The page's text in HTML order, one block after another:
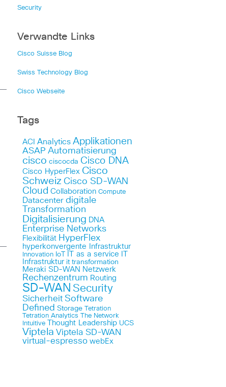
Security
Verwandte Links
Cisco Suisse Blog
Swiss Technology Blog
Cisco Webseite
Tags
ACI Analytics Applikationen
ASAP Automatisierung
cisco ciscocda Cisco DNA
Cisco HyperFlex Cisco
Schweiz Cisco SD-WAN
Cloud Collaboration Compute
Datacenter digitale
Transformation
Digitalisierung DNA
Enterprise Networks
Flexibilität HyperFlex
hyperkonvergente Infrastruktur
Innovation IoT IT as a service
Infrastruktur it transformation
Meraki SD-WAN Netzwerk
Rechenzentrum Routing
SD-WAN Security
Sicherheit Software
Defined Storage Tetration
Tetration Analytics The Network
Intuitive
Thought Leadership UCS
Viptela Viptela SD-WAN
virtual-espresso webEx